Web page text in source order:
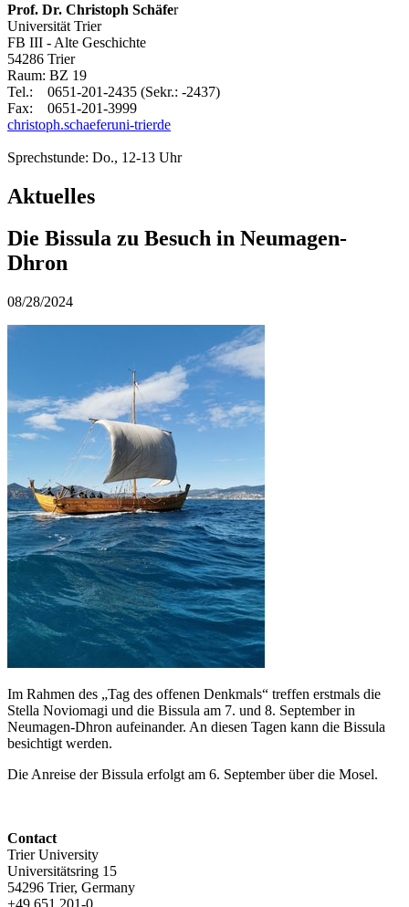
Prof. Dr. Christoph Schäfer
Universität Trier
FB III - Alte Geschichte
54286 Trier
Raum: BZ 19
Tel.: 0651-201-2435 (Sekr.: -2437)
Fax: 0651-201-3999
christoph.schaeferuni-trierde
Sprechstunde: Do., 12-13 Uhr
Aktuelles
Die Bissula zu Besuch in Neumagen-
Dhron
08/28/2024
Im Rahmen des „Tag des offenen Denkmals“ treffen erstmals die
Stella Noviomagi und die Bissula am 7. und 8. September in
Neumagen-Dhron aufeinander. An diesen Tagen kann die Bissula
besichtigt werden.
Die Anreise der Bissula erfolgt am 6. September über die Mosel.
Contact
Trier University
Universitätsring 15
54296 Trier, Germany